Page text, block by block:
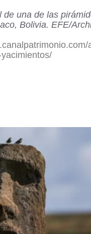
de una de las
Bolivia. EFE/